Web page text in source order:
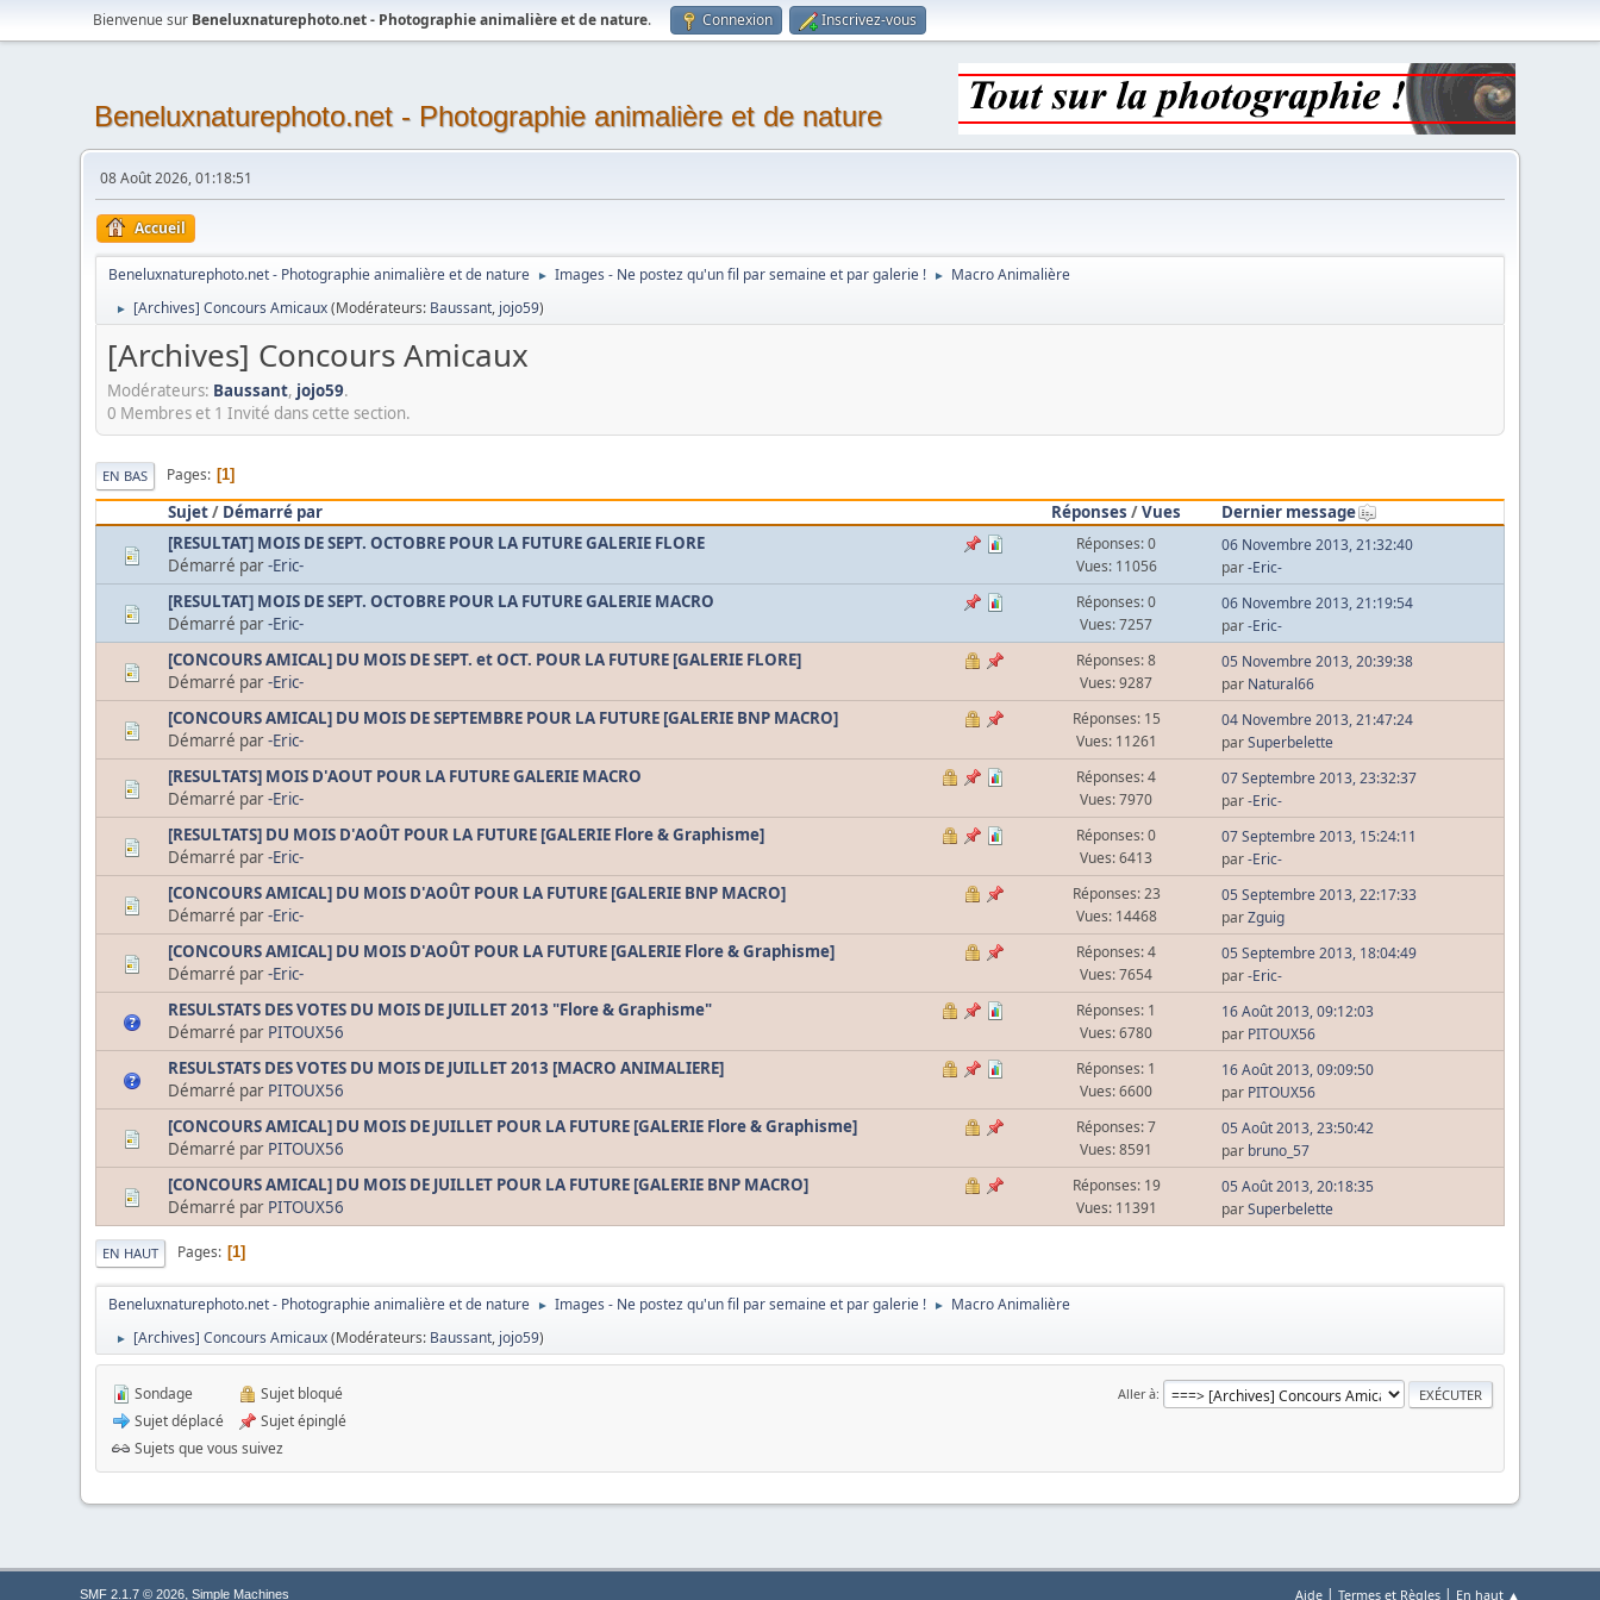
Bienvenue sur Beneluxnaturephoto.net - Photographie animalière et de nature. Connexion Inscrivez-vous
Beneluxnaturephoto.net - Photographie animalière et de nature
08 Août 2026, 01:18:51
Accueil
Beneluxnaturephoto.net - Photographie animalière et de nature ► Images - Ne postez qu'un fil par semaine et par galerie ! ► Macro Animalière
► [Archives] Concours Amicaux(Modérateurs: Baussant, jojo59)
[Archives] Concours Amicaux
Modérateurs: Baussant, jojo59.
0 Membres et 1 Invité dans cette section.
EN BAS Pages 1
Sujet/ Démarré par Réponses /Vues
Dernier message
[RESULTAT] MOIS DE SEPT. OCTOBRE POUR LA FUTURE GALERIE FLORE
Démarré par-Eric-
Réponses: 0
Vues: 11056
06 Novembre 2013, 21:32:40
par-Eric-
[RESULTAT] MOIS DE SEPT. OCTOBRE POUR LA FUTURE GALERIE MACRO
Démarré par-Eric-
Réponses: 0
Vues: 7257
06 Novembre 2013, 21:19:54
par-Eric-
[CONCOURS AMICAL] DU MOIS DE SEPT. et OCT. POUR LA FUTURE [GALERIE FLORE]
Démarré par-Eric-
Réponses: 8
Vues: 9287
05 Novembre 2013, 20:39:38
par Natural66
[CONCOURS AMICAL] DU MOIS DE SEPTEMBRE POUR LA FUTURE [GALERIE BNP MACRO]
Démarré par-Eric-
Réponses: 15
Vues: 11261
04 Novembre 2013, 21:47:24
parSuperbelette
[RESULTATS] MOIS D'AOUT POUR LA FUTURE GALERIE MACRO
Démarré par-Eric-
Réponses: 4
Vues: 7970
07 Septembre 2013, 23:32:37
par-Eric-
[RESULTATS] DU MOIS D'AOÛT POUR LA FUTURE [GALERIE Flore & Graphisme]
Démarré par-Eric-
Réponses: 0
Vues: 6413
07 Septembre 2013, 15:24:11
par-Eric-
[CONCOURS AMICAL] DU MOIS D'AOÛT POUR LA FUTURE [GALERIE BNP MACRO]
Démarré par-Eric-
Réponses: 23
Vues: 14468
05 Septembre 2013, 22:17:33
parZguig
[CONCOURS AMICAL] DU MOIS D'AOÛT POUR LA FUTURE [GALERIE Flore & Graphisme]
Démarré par-Eric-
Réponses: 4
Vues: 7654
05 Septembre 2013, 18:04:49
par-Eric-
RESULSTATS DES VOTES DU MOIS DE JUILLET 2013 "Flore & Graphisme"
Démarré par PITOUX56
Réponses: 1
Vues: 6780
16 Août 2013, 09:12:03
par PITOUX56
RESULSTATS DES VOTES DU MOIS DE JUILLET 2013 [MACRO ANIMALIERE]
Démarré par PITOUX56
Réponses: 1
Vues: 6600
16 Août 2013, 09:09:50
par PITOUX56
[CONCOURS AMICAL] DU MOIS DE JUILLET POUR LA FUTURE [GALERIE Flore & Graphisme]
Démarré par PITOUX56
Réponses: 7
Vues: 8591
05 Août 2013, 23:50:42
par bruno_57
[CONCOURS AMICAL] DU MOIS DE JUILLET POUR LA FUTURE [GALERIE BNP MACRO]
Démarré par PITOUX56
Réponses: 19
Vues: 11391
05 Août 2013, 20:18:35
parSuperbelette
EN HAUT Pages 1
Beneluxnaturephoto.net - Photographie animalière et de nature ► Images - Ne postez qu'un fil par semaine et par galerie ! ► Macro Animalière
► [Archives] Concours Amicaux(Modérateurs: Baussant, jojo59)
Aller à
Sondage
Sujet déplacé
Sujet bloqué
Sujet épinglé
Sujets que vous suivez
Aide| Termes et Règles| En haut ▲
SMF 2.1.7 © 2026,Simple Machines